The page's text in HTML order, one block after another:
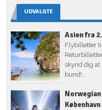
UDVALGTE
Asien fra
Flybilletter
skynd dig at
bund!...